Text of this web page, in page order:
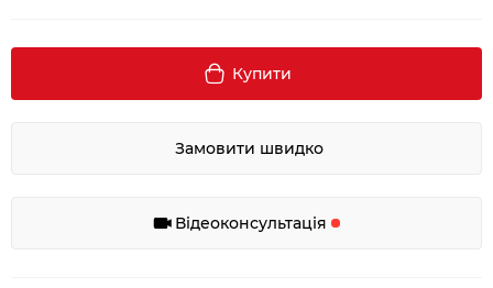
Купити
Замовити швидко
Відеоконсультація